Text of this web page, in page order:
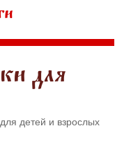
для
детей и взрослых